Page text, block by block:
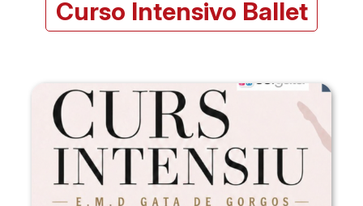
Curso Intensivo Ballet